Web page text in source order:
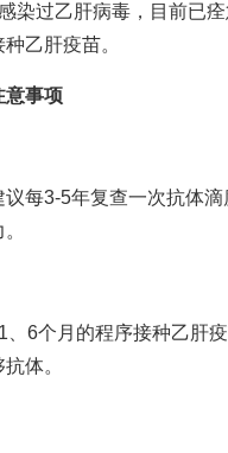
过乙肝病毒，目前已痊
乙肝疫苗。
意事项
3-5年复查一次抗体滴
个月的程序接种乙肝疫
体。